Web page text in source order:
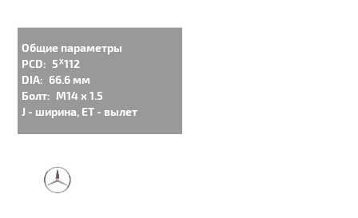
Общие параметры
PCD: 5ᕁ112
DIA: 66.6 мм
Болт: M14 x 1.5
J - ширина, ET - вылет